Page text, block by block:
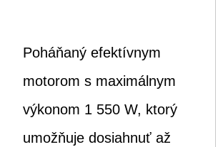
Poháňaný efektívnym
motorom s maximálnym
výkonom 1 550 W, ktorý
umožňuje dosiahnuť až